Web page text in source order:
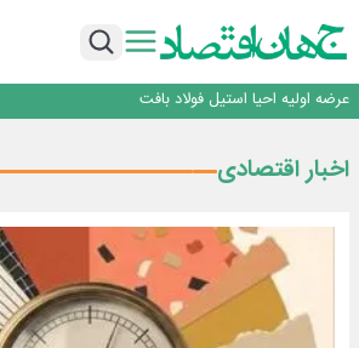
بانک ملت در رتبه نخست پرداخت تسهیلات ازدواج و
نمایشگاهی برگزار می‌شود
عرضه اولیه احیا استیل فولاد بافت
ورق گرم مبارکه به پروژه های انتقال آب رسید
بانک ملت در رتبه نخست پرداخت تسهیلات ازدواج و
نمایشگاهی برگزار می‌شود
اخبار اقتصادی